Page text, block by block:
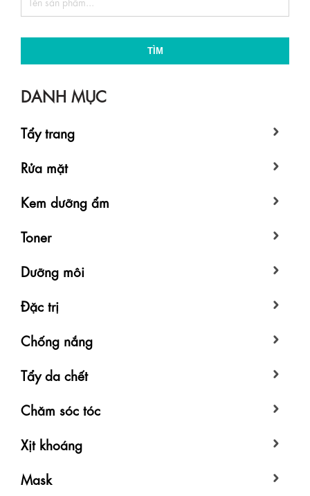
TÌM
DANH MỤC
Tẩy trang
Rửa mặt
Kem dưỡng ẩm
Toner
Dưỡng môi
Đặc trị
Chống nắng
Tẩy da chết
Chăm sóc tóc
Xịt khoáng
Mask